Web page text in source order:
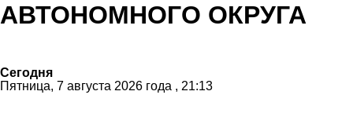
АВТОНОМНОГО ОКРУГА
Сегодня
Пятница, 7 августа 2026 года , 21:13